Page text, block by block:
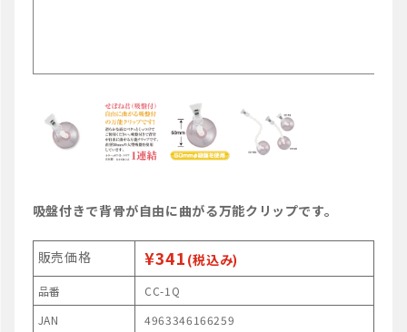
吸盤付きで背骨が自由に曲がる万能クリップです。
販売価格 ¥341 (税込み)
品番
CC-1Q
JAN
4963346166259